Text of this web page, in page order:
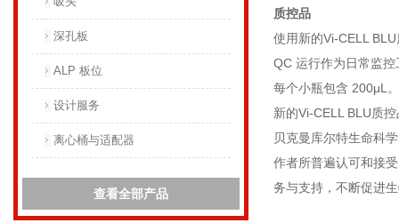
深孔板
ALP 板位
设计服务
离心桶与适配器
查看全部产品
质控品
使用新的Vi-CELL
QC 运行作为日常监
每个小瓶包含 200μL
新的Vi-CELL BLU质
贝克曼库尔特生命科
作者所普遍认可和接
务与支持，不断促进